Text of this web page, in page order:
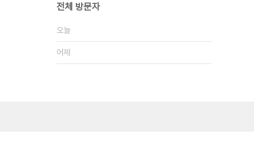
전체 방문자
오늘
어제